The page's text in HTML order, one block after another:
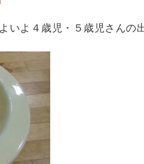
いよ４歳児・５歳児さんの